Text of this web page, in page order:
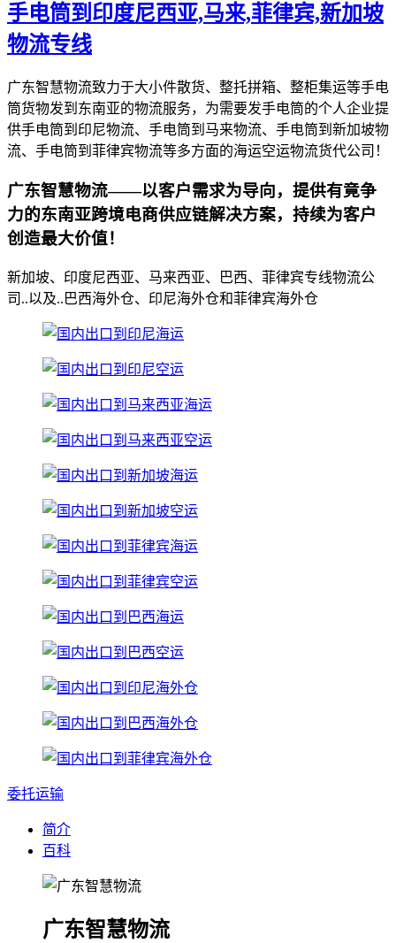
手电筒到印度尼西亚,马来,菲律宾,新加坡
物流专线
广东智慧物流致力于大小件散货、整托拼箱、整柜集运等手电
筒货物发到东南亚的物流服务，为需要发手电筒的个人企业提
供手电筒到印尼物流、手电筒到马来物流、手电筒到新加坡物
流、手电筒到菲律宾物流等多方面的海运空运物流货代公司！
广东智慧物流——以客户需求为导向，提供有竟争
力的东南亚跨境电商供应链解决方案，持续为客户
创造最大价值！
新加坡、印度尼西亚、马来西亚、巴西、菲律宾专线物流公
司..以及..巴西海外仓、印尼海外仓和菲律宾海外仓
委托运输
简介
百科
广东智慧物流